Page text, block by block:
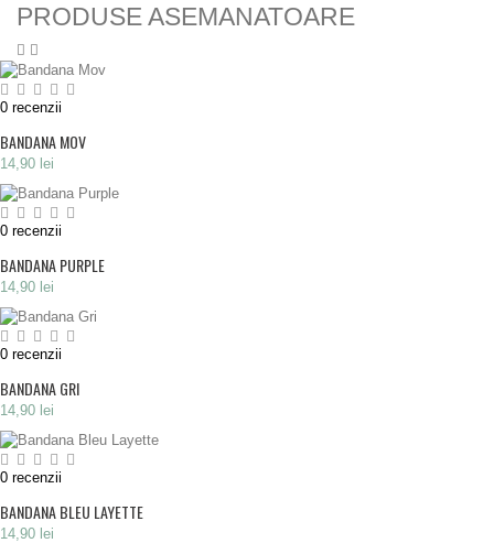
PRODUSE ASEMANATOARE
0 recenzii
BANDANA MOV
14,90 lei
0 recenzii
BANDANA PURPLE
14,90 lei
0 recenzii
BANDANA GRI
14,90 lei
0 recenzii
BANDANA BLEU LAYETTE
14,90 lei